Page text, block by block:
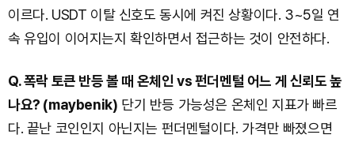
이르다. USDT 이탈 신호도 동시에 켜진 상황이다. 3~5일 연
속 유입이 이어지는지 확인하면서 접근하는 것이 안전하다.
Q. 폭락 토큰 반등 볼 때 온체인 vs 펀더멘털 어느 게 신뢰도 높
나요? (maybenik) 단기 반등 가능성은 온체인 지표가 빠르
다. 끝난 코인인지 아닌지는 펀더멘털이다. 가격만 빠졌으면